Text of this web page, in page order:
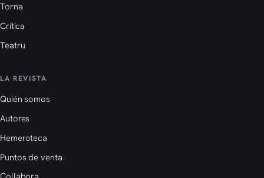
Torna
Crítica
Teatru
LA REVISTA
Quién somos
Autores
Hemeroteca
Puntos de venta